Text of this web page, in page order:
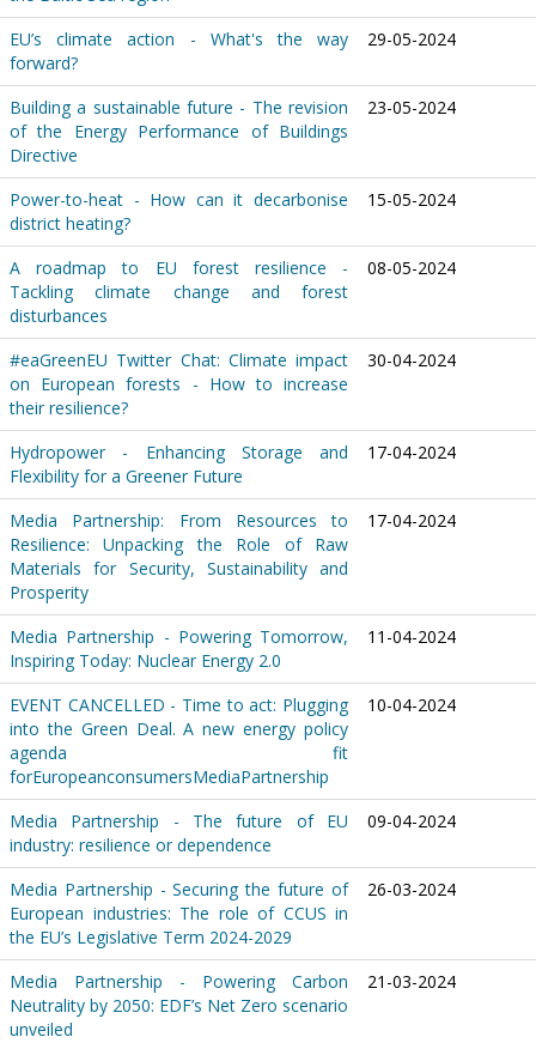
EU’s climate action - What's the way
forward?
29-05-2024
Building a sustainable future - The revision
of the Energy Performance of Buildings
Directive
23-05-2024
Power-to-heat - How can it decarbonise
district heating?
15-05-2024
A roadmap to EU forest resilience -
Tackling climate change and forest
disturbances
08-05-2024
#eaGreenEU Twitter Chat: Climate impact
on European forests - How to increase
their resilience?
30-04-2024
Hydropower - Enhancing Storage and
Flexibility for a Greener Future
17-04-2024
Media Partnership: From Resources to
Resilience: Unpacking the Role of Raw
Materials for Security, Sustainability and
Prosperity
17-04-2024
Media Partnership - Powering Tomorrow,
Inspiring Today: Nuclear Energy 2.0
11-04-2024
EVENT CANCELLED - Time to act: Plugging
into the Green Deal. A new energy policy
agenda fit
forEuropeanconsumersMediaPartnership
10-04-2024
Media Partnership - The future of EU
industry: resilience or dependence
09-04-2024
Media Partnership - Securing the future of
European industries: The role of CCUS in
the EU’s Legislative Term 2024-2029
26-03-2024
Media Partnership - Powering Carbon
Neutrality by 2050: EDF’s Net Zero scenario
unveiled
21-03-2024